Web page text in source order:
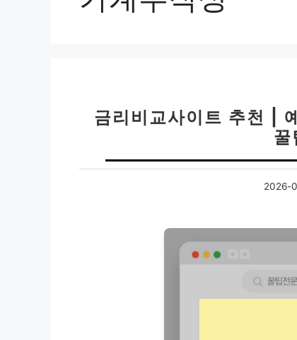
금리비교사이트 추천 |
꿀
2026-